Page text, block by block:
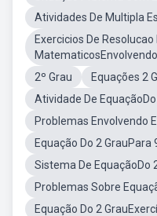
Atividades De Multipla
Exercicios De
2º Grau
Equações 2
Atividade De EquaçãoDo
Problemas Envolvendo
Equação Do 2 GrauPara
Sistema De EquaçãoDo
Problemas Sobre
Equação Do 2